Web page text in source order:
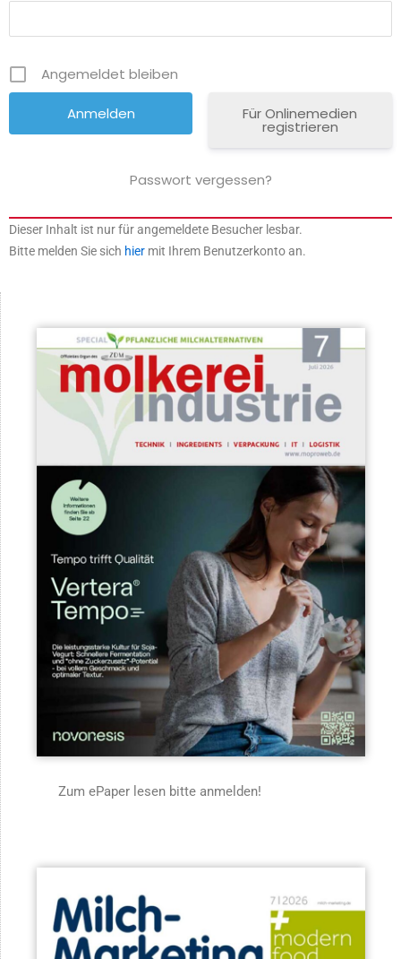
Angemeldet bleiben
Für Onlinemedien
registrieren
Passwort vergessen?
Dieser Inhalt ist nur für angemeldete Besucher lesbar.
Bitte melden Sie sich hier mit Ihrem Benutzerkonto an.
Zum ePaper lesen bitte anmelden!